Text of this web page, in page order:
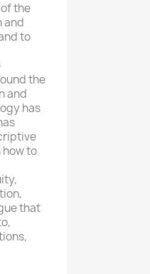
the
and
to
the
and
has
to
that